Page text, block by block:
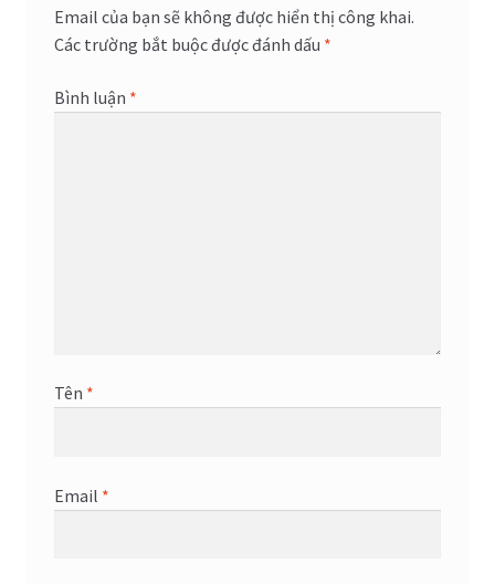
Email của bạn sẽ không được hiển thị công khai.
Các trường bắt buộc được đánh dấu *
Bình luận *
Tên *
Email *